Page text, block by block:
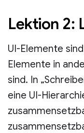
Lektion 2:
UI-Elemente
Elemente in
sind. In
eine UI-